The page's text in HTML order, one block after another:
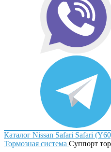
Каталог Nissan Safari Safari
Тормозная система Суппорт